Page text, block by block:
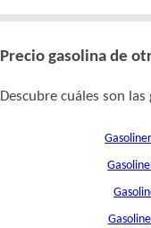
Precio gasolina de
Descubre cuáles son